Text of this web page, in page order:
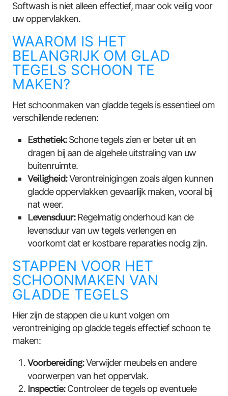
Softwash is niet alleen effectief, maar ook veilig voor
uw oppervlakken.
WAAROM IS HET
BELANGRIJK OM GLAD
TEGELS SCHOON TE
MAKEN?
Het schoonmaken van gladde tegels is essentieel om
verschillende redenen:
Esthetiek:Schone tegels zien er beter uit en
dragen bij aan de algehele uitstraling van uw
buitenruimte.
Veiligheid:Verontreinigingen zoals algen kunnen
gladde oppervlakken gevaarlijk maken, vooral bij
nat weer.
Levensduur:Regelmatig onderhoud kan de
levensduur van uw tegels verlengen en
voorkomt dat er kostbare reparaties nodig zijn.
STAPPEN VOOR HET
SCHOONMAKEN VAN
GLADDE TEGELS
Hier zijn de stappen die u kunt volgen om
verontreiniging op gladde tegels effectief schoon te
maken:
Voorbereiding:Verwijder meubels en andere
voorwerpen van het oppervlak.
Inspectie:Controleer de tegels op eventuele